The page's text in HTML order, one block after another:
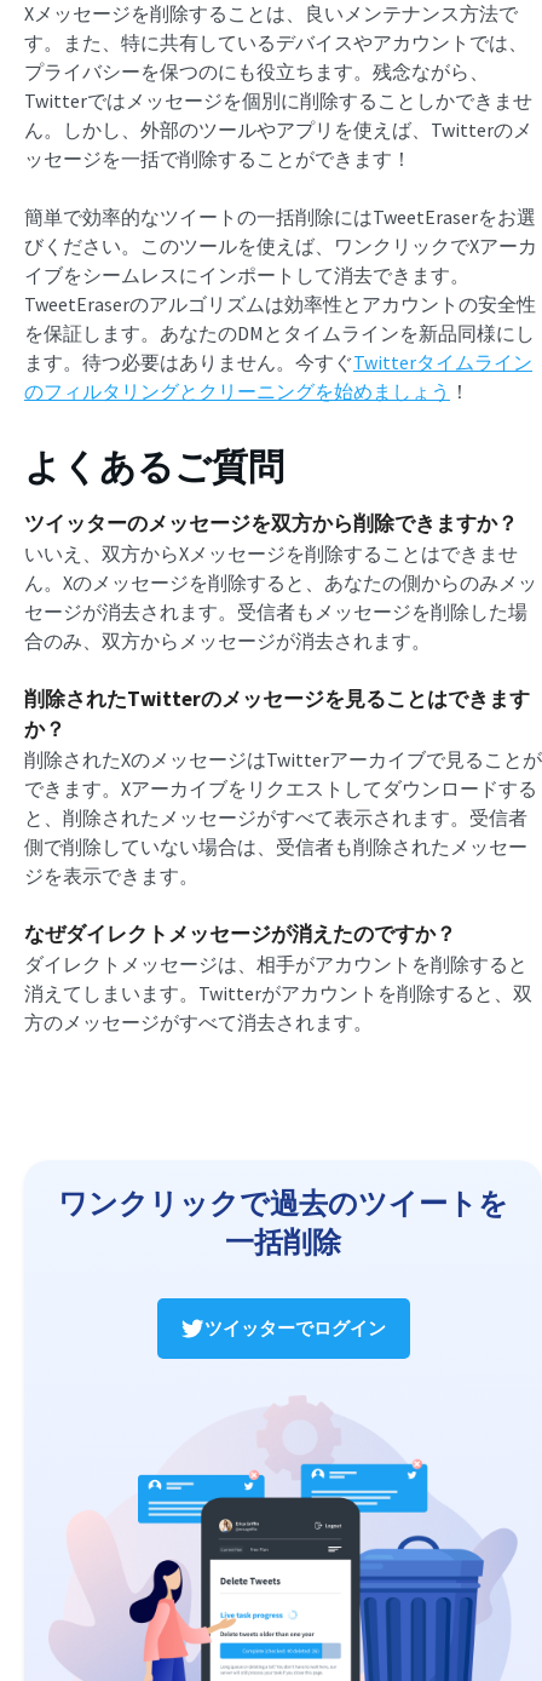
Xメッセージを削除することは、良いメンテナンス方法で
す。また、特に共有しているデバイスやアカウントでは、
プライバシーを保つのにも役立ちます。残念ながら、
Twitterではメッセージを個別に削除することしかできませ
ん。しかし、外部のツールやアプリを使えば、Twitterのメ
ッセージを一括で削除することができます！
簡単で効率的なツイートの一括削除にはTweetEraserをお選
びください。このツールを使えば、ワンクリックでXアーカ
イブをシームレスにインポートして消去できます。
TweetEraserのアルゴリズムは効率性とアカウントの安全性
を保証します。あなたのDMとタイムラインを新品同様にし
ます。待つ必要はありません。今すぐTwitterタイムライン
のフィルタリングとクリーニングを始めましょう ！
よくあるご質問
ツイッターのメッセージを双方から削除できますか？
いいえ、双方からXメッセージを削除することはできませ
ん。Xのメッセージを削除すると、あなたの側からのみメッ
セージが消去されます。受信者もメッセージを削除した場
合のみ、双方からメッセージが消去されます。
削除されたTwitterのメッセージを見ることはできます
か？
削除されたXのメッセージはTwitterアーカイブで見ることが
できます。Xアーカイブをリクエストしてダウンロードする
と、削除されたメッセージがすべて表示されます。受信者
側で削除していない場合は、受信者も削除されたメッセー
ジを表示できます。
なぜダイレクトメッセージが消えたのですか？
ダイレクトメッセージは、相手がアカウントを削除すると
消えてしまいます。Twitterがアカウントを削除すると、双
方のメッセージがすべて消去されます。
ワンクリックで過去のツイートを
一括削除
ツイッターでログイン